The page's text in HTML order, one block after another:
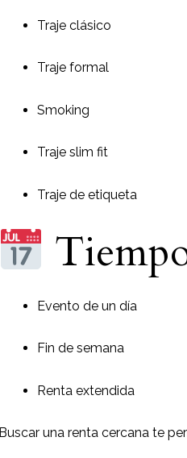
Traje clásico
Traje formal
Smoking
Traje slim fit
Traje de etiqueta
Evento de un día
Fin de semana
Renta extendida
Buscar una renta cercana te